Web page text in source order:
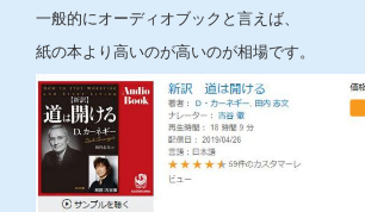
一般的にオーディオブックと言えば、
紙の本より高いのが高いのが相場です。